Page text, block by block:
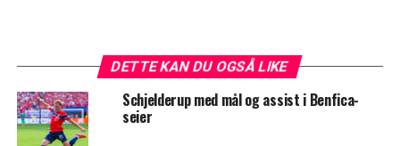
DETTE KAN DU OGSÅ LIKE
Schjelderup med mål og assist i Benfica-
seier